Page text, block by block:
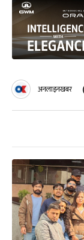
अनलाइनखबर